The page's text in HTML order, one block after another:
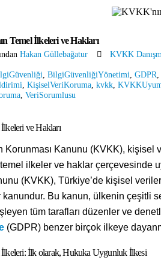
Temel İlkeleri ve Hakları
Hakan Güllebağatur KVKK
,BilgiGüvenliğiYönetimi,GDPR
, KişiselVeriKoruma, kvkk,
, VeriSorumlusu
ve Hakları
Korunması Kanunu (KVKK),
ilkeler ve haklar çerçevesinde
(KVKK), Türkiye’de kişisel
kanundur. Bu kanun, ülkenin çeşitli
tüm tarafları düzenler ve
(GDPR) benzer birçok ilkeye
İlk olarak, Hukuka Uygunluk İlkesi